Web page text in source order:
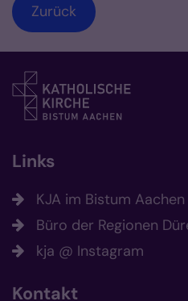
Zurück
Links
KJA im Bistum Aachen
Büro der Regionen
kja @ Instagram
Kontakt